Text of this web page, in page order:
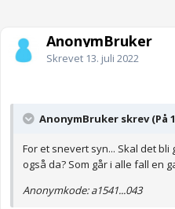
AnonymBruker
Skrevet 13. juli 2022
AnonymBruker skrev (På
For et snevert syn... Skal det
også da? Som går i alle fall en
Anonymkode: a1541...043